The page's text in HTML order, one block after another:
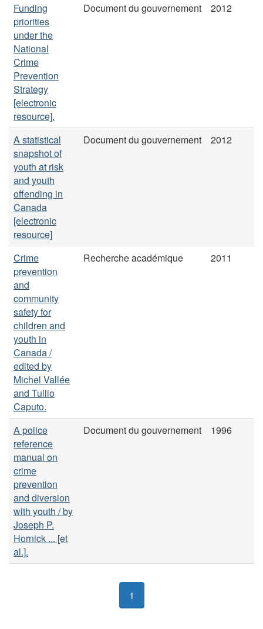
Funding
priorities
under the
National
Crime
Prevention
Strategy
[electronic
resource].
Document du gouvernement 2012
A statistical
snapshot of
youth at risk
and youth
offending in
Canada
[electronic
resource]
Document du gouvernement 2012
Crime
prevention
and
community
safety for
children and
youth in
Canada /
edited by
Michel Vallée
and Tullio
Caputo.
Recherche académique 2011
A police
reference
manual on
crime
prevention
and diversion
with youth / by
Joseph P.
Hornick ... [et
al.].
Document du gouvernement 1996
1